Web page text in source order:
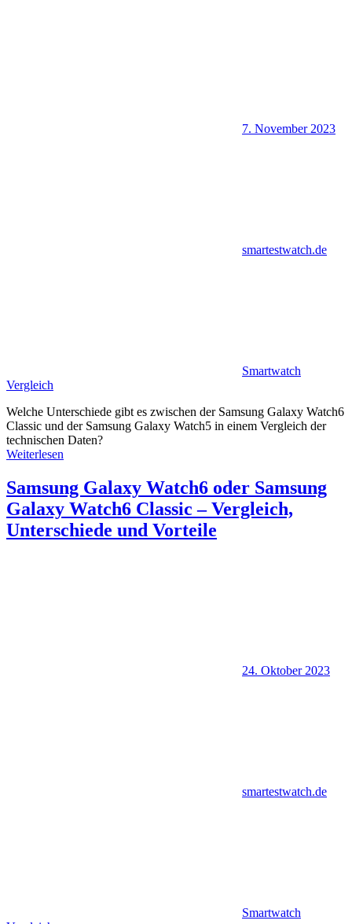
7. November 2023
smartestwatch.de
Smartwatch
Vergleich
Welche Unterschiede gibt es zwischen der Samsung Galaxy Watch6
Classic und der Samsung Galaxy Watch5 in einem Vergleich der
technischen Daten?
Weiterlesen
Samsung Galaxy Watch6 oder Samsung
Galaxy Watch6 Classic – Vergleich,
Unterschiede und Vorteile
24. Oktober 2023
smartestwatch.de
Smartwatch